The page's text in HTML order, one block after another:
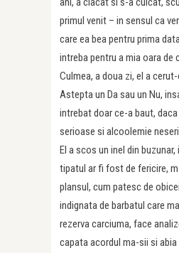
primul venit – in sensul ca
care ea bea pentru prima
intreba pentru a mia oara de
Culmea, a doua zi, el a
Astepta un Da sau un Nu,
intrebat doar ce-a baut,
serioase si alcoolemie
El a scos un inel din
tipatul ar fi fost de fericire,
plansul, cum patesc de
indignata de barbatul care
rezerva carciuma, face
capata acordul ma-sii si